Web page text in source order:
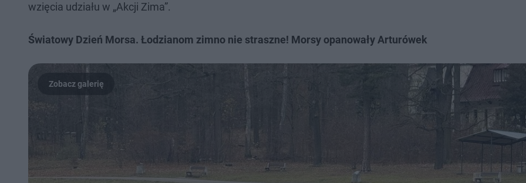
wzięcia udziału w „Akcji Zima”.
Światowy Dzień Morsa. Łodzianom zimno nie straszne! Morsy opanowały Arturówek